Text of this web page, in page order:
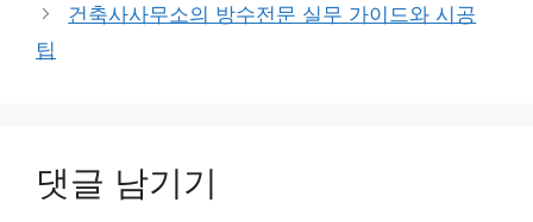
건축사사무소의 방수전문 실무 가이드와 시공
팁
댓글 남기기